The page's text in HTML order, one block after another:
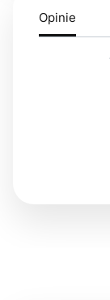
Opinie